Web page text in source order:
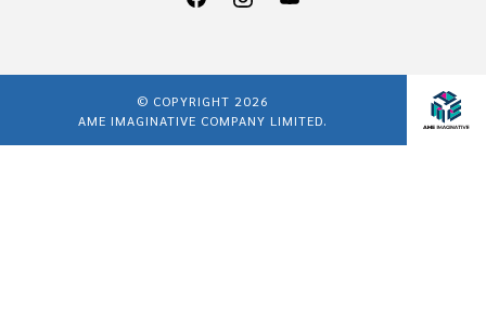
© COPYRIGHT 2026
AME IMAGINATIVE COMPANY LIMITED.